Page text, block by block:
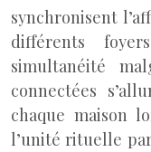
synchronisent
différents
simultanéité
connectées
chaque maison
l’unité rituelle